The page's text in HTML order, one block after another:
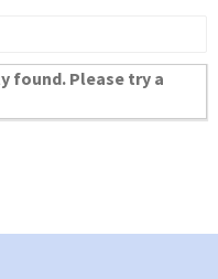
found. Please try a